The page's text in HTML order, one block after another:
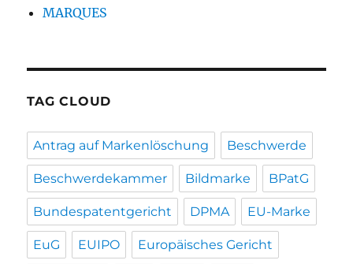
MARQUES
TAG CLOUD
Antrag auf Markenlöschung Beschwerde
Beschwerdekammer Bildmarke BPatG
Bundespatentgericht DPMA EU-Marke
EuG EUIPO Europäisches Gericht